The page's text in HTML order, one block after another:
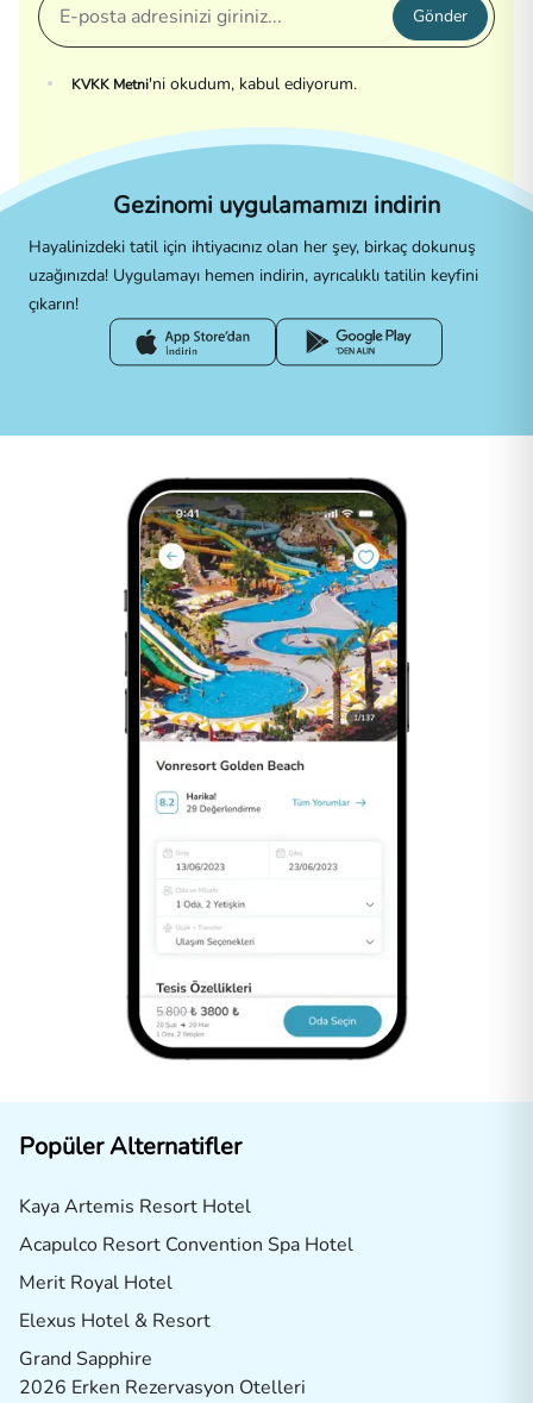
Gönder
KVKK Metni'ni okudum, kabul ediyorum.
Gezinomi uygulamamızı indirin
Hayalinizdeki tatil için ihtiyacınız olan her şey, birkaç dokunuş
uzağınızda! Uygulamayı hemen indirin, ayrıcalıklı tatilin keyfini
çıkarın!
Popüler Alternatifler
Kaya Artemis Resort Hotel
Acapulco Resort Convention Spa Hotel
Merit Royal Hotel
Elexus Hotel & Resort
Grand Sapphire
2026 Erken Rezervasyon Otelleri